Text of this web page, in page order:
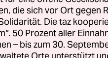
hinaus
und
Bedeutung
hier geschafft, mit
die sich vor Ort gegen
Die taz
50 Prozent aller
– bis zum 30.
Orte unterstützt